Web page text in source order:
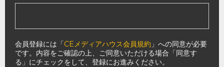
会員登録には「CEメディアハウス会員規約 」への同意が必要
です。内容をご確認の上、ご同意いただける場合「同意す
る」にチェックをして、登録にお進みください。